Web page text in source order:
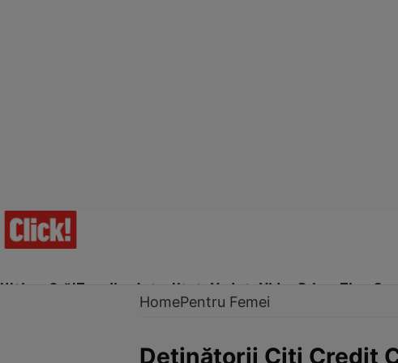
Ultima Oră!Trending Actualitate Vedete Video Prime Time
HomePentru Femei
Deţinătorii Citi Credit